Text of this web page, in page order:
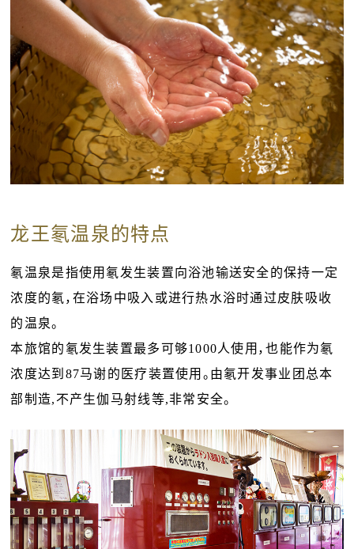
龙王氡温泉的特点
氡温泉是指使用氡发生装置向浴池输送安全的保持一定
浓度的氡，在浴场中吸入或进行热水浴时通过皮肤吸收
的温泉。
本旅馆的氡发生装置最多可够1000人使用，也能作为氡
浓度达到87马谢的医疗装置使用。由氡开发事业团总本
部制造,不产生伽马射线等,非常安全。